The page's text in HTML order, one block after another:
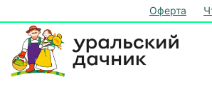
Оферта